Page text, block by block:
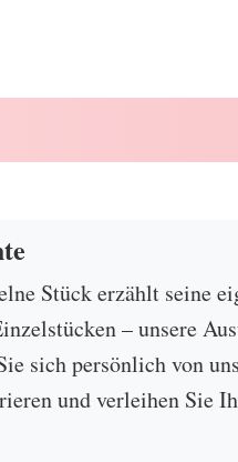
Stück erzählt seine
– unsere
sich persönlich von
und verleihen Sie